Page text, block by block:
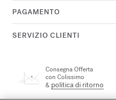
PAGAMENTO
SERVIZIO CLIENTI
Consegna Offerta
con Colissimo
& politica di ritorno